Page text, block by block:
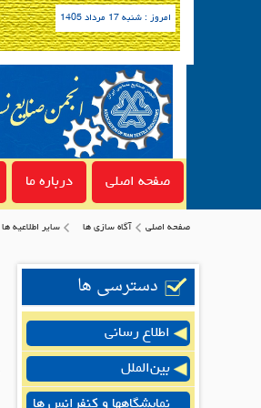
امروز : شنبه 17 مرداد 1405
صفحه اصلی درباره ما
صفحه اصلی آگاه سازی ها سایر اطلاعیه ها
دسترسی ها
اطلاع رسانی
بین‌الملل
نمایشگاهها و کنفرانس ها